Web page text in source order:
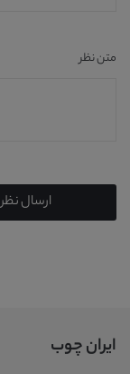
متن نظر
ارسال نظر
ایران چوب